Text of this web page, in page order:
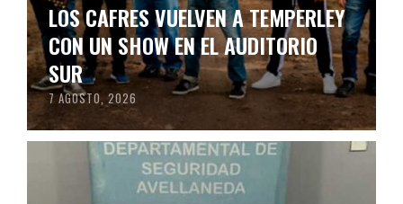
LOS CAFRES VUELVEN A TEMPERLEY
CON UN SHOW EN EL AUDITORIO
SUR
7 AGOSTO, 2026